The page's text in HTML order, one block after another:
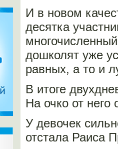
И в новом
десятка
дошколят уже
равных, а то и
В итоге
На очко от
У девочек
отстала Раиса